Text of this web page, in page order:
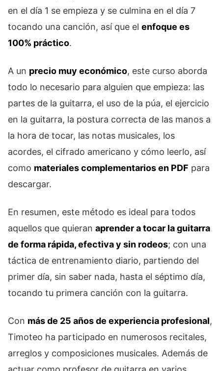
en el día 1 se empieza y se culmina en el día 7
tocando una canción, así que el enfoque es
100% práctico.
A un precio muy económico, este curso aborda
todo lo necesario para alguien que empieza: las
partes de la guitarra, el uso de la púa, el ejercicio
en la guitarra, la postura correcta de las manos a
la hora de tocar, las notas musicales, los
acordes, el cifrado americano y cómo leerlo, así
como materiales complementarios en PDF para
descargar.
En resumen, este método es ideal para todos
aquellos que quieran aprender a tocar la guitarra
de forma rápida, efectiva y sin rodeos; con una
táctica de entrenamiento diario, partiendo del
primer día, sin saber nada, hasta el séptimo día,
tocando tu primera canción con la guitarra.
Con más de 25 años de experiencia profesional,
Timoteo ha participado en numerosos recitales,
arreglos y composiciones musicales. Además de